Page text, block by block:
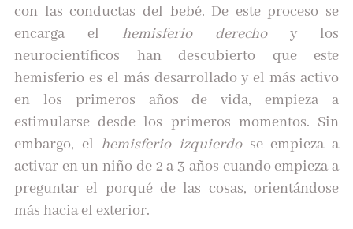
con las conductas del bebé. De este proceso se
encarga el hemisferio derechoy los
neurocientíficos han descubierto que este
hemisferio es el más desarrollado y el más activo
en los primeros años de vida, empieza a
estimularse desde los primeros momentos. Sin
embargo, el hemisferio izquierdose empieza a
activar en un niño de 2 a 3 años cuando empieza a
preguntar el porqué de las cosas, orientándose
más hacia el exterior.